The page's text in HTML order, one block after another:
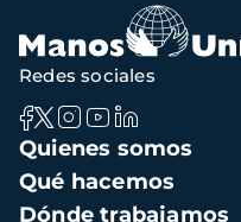
Navegación
principal
Quienes somos
Qué hacemos
Dónde trabajamos
Redes sociales